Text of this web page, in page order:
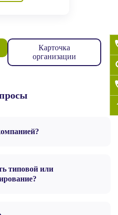
Карточка
организации
типовой или